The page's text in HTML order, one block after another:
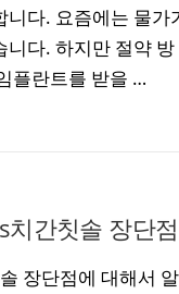
니다. 요즘에는 물가
니다. 하지만 절약 방
플란트를 받을 …
치간칫솔 장단점
장단점에 대해서 알